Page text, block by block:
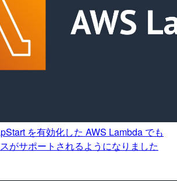
を有効化した AWS Lambda でも
がサポートされるようになりました